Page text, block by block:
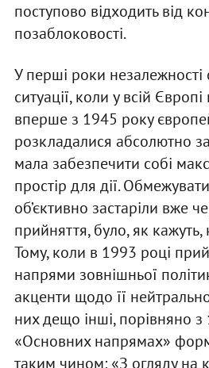
поступово відходить від
позаблоковості.
У перші роки незалежності
ситуації, коли у всій
вперше з 1945 року
розкладалися абсолютно
мала забезпечити собі
простір для дії.
об’єктивно застаріли вже
прийняття, було, як
Тому, коли в 1993 році
напрями зовнішньої
акценти щодо її
них дещо інші, порівняно
«Основних напрямах»
таким чином: «З огляду на